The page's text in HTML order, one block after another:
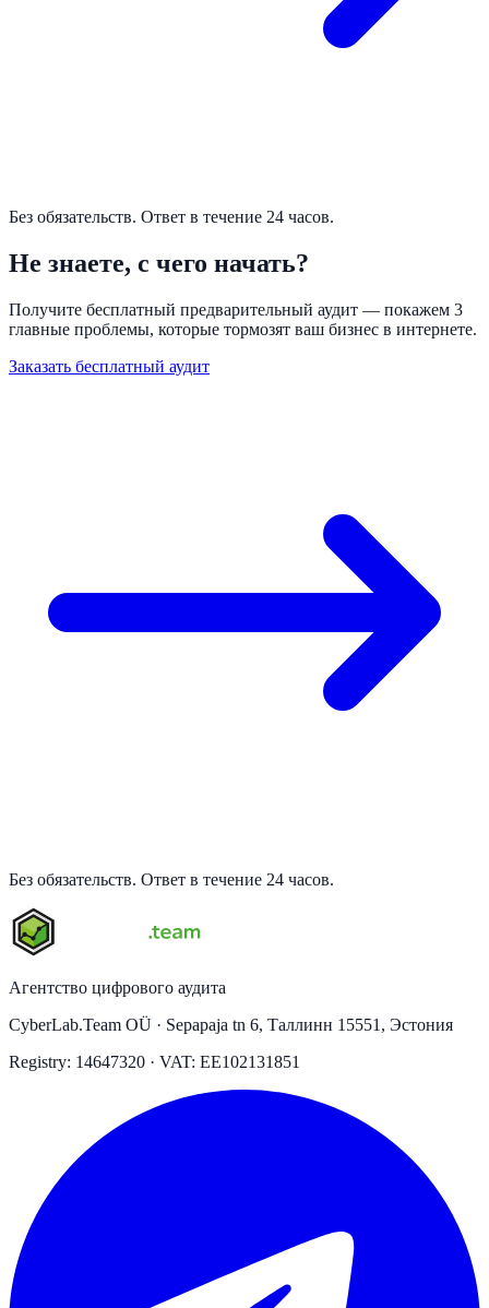
Без обязательств. Ответ в течение 24 часов.
Не знаете, с чего начать?
Получите бесплатный предварительный аудит — покажем 3
главные проблемы, которые тормозят ваш бизнес в интернете.
Заказать бесплатный аудит
Без обязательств. Ответ в течение 24 часов.
Агентство цифрового аудита
CyberLab.Team OÜ · Sepapaja tn 6, Таллинн 15551, Эстония
Registry: 14647320 · VAT: EE102131851